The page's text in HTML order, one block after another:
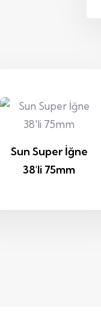
Sun Super İğne
38'li 75mm